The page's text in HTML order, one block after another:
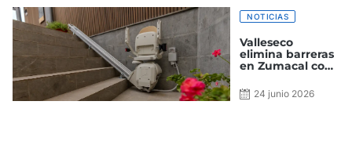
municipio
NOTICIAS
Valleseco
elimina barreras
en Zumacal con
de accesibilidad
en el local social
24 junio 2026